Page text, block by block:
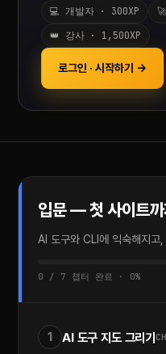
💻 개발자 · 300XP
👑 강사 · 1,500XP
로그인 · 시작하기 →
입문 — 첫 사이트까
AI 도구와 CLI에 익숙해지고
0 / 7 챕터 완료 · 0%
1 AI 도구 지도 그리기